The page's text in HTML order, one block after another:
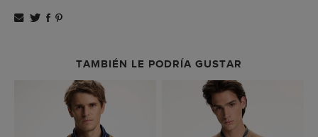
TAMBIÉN LE PODRÍA GUSTAR